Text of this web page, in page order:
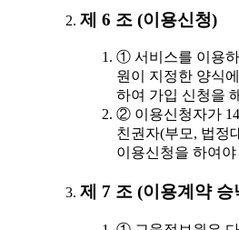
제 6 조 (이용신청)
① 서비스를 이용
원이 지정한 양식
하여 가입 신청을
② 이용신청자가
친권자(부모, 법정
이용신청을 하여야
제 7 조 (이용계약 승